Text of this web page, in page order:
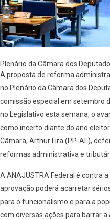
Plenário da Câmara dos
A proposta de reforma
no Plenário da Câmara dos
comissão especial em setembro
no Legislativo esta semana, o
como incerto diante do ano
Câmara, Arthur Lira (PP-AL),
reformas administrativa e
A ANAJUSTRA Federal é contra
aprovação poderá acarretar
para o funcionalismo e para a
com diversas ações para barrar a